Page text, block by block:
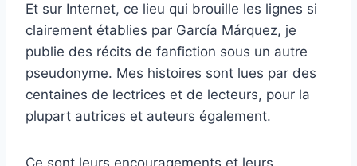
Et sur Internet, ce lieu qui brouille les lignes si
clairement établies par García Márquez, je
publie des récits de fanfiction sous un autre
pseudonyme. Mes histoires sont lues par des
centaines de lectrices et de lecteurs, pour la
plupart autrices et auteurs également.